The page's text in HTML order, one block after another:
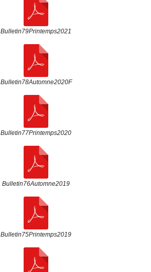
Bulletin79Printemps2021
Bulletin78Automne2020F
Bulletin77Printemps2020
Bulletin76Automne2019
Bulletin75Printemps2019